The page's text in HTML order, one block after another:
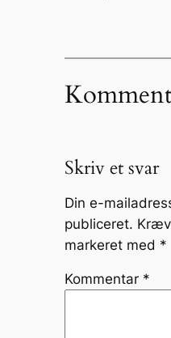
Skriv et svar
Din e-
publiceret.
markeret med *
Kommentar *